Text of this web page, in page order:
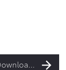
Zu den Downloads